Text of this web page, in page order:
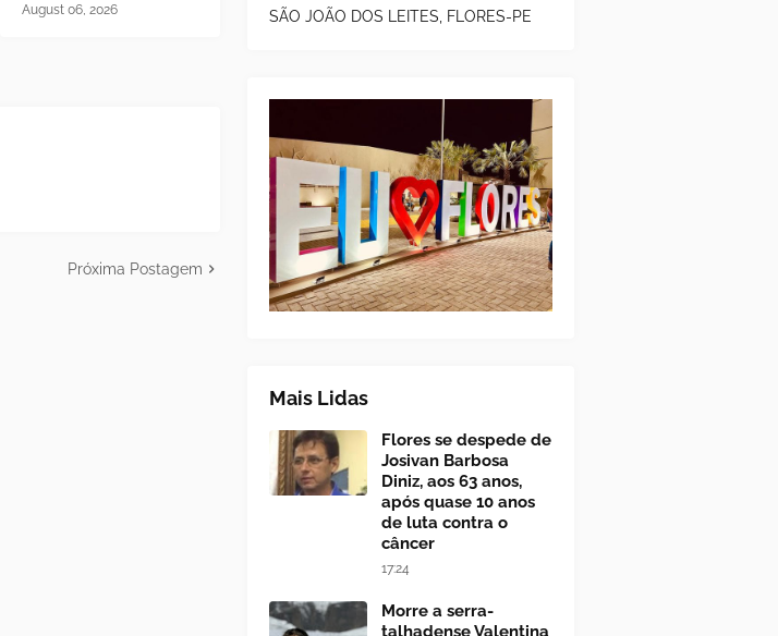
August 06, 2026
Próxima Postagem
SÃO JOÃO DOS LEITES, FLORES-PE
Mais Lidas
Flores se despede de
Josivan Barbosa
Diniz, aos 63 anos,
após quase 10 anos
de luta contra o
câncer
17:24
Morre a serra-
talhadense Valentina